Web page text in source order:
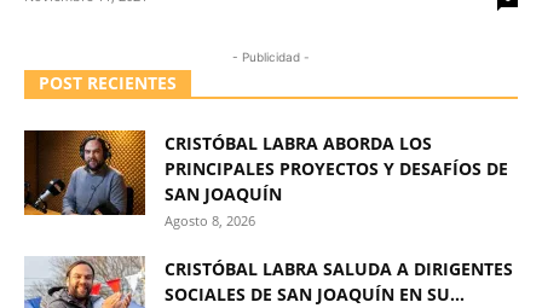
- Publicidad -
POST RECIENTES
CRISTÓBAL LABRA ABORDA LOS
PRINCIPALES PROYECTOS Y DESAFÍOS DE
SAN JOAQUÍN
Agosto 8, 2026
CRISTÓBAL LABRA SALUDA A DIRIGENTES
SOCIALES DE SAN JOAQUÍN EN SU...